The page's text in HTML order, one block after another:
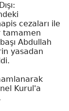
cezaları ile
tamamen
Abdullah
yasadan
Kurul'a